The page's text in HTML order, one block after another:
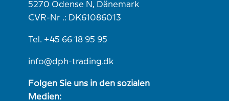
5270 Odense N, Dänemark
CVR-Nr .: DK61086013
Tel. +45 66 18 95 95
info@dph-trading.dk
Folgen Sie uns in den sozialen
Medien: